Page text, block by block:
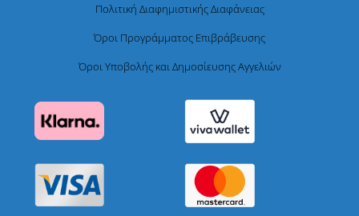
Πολιτική Διαφημιστικής Διαφάνειας
Όροι Προγράμματος Επιβράβευσης
Όροι Υποβολής και Δημοσίευσης Αγγελιών